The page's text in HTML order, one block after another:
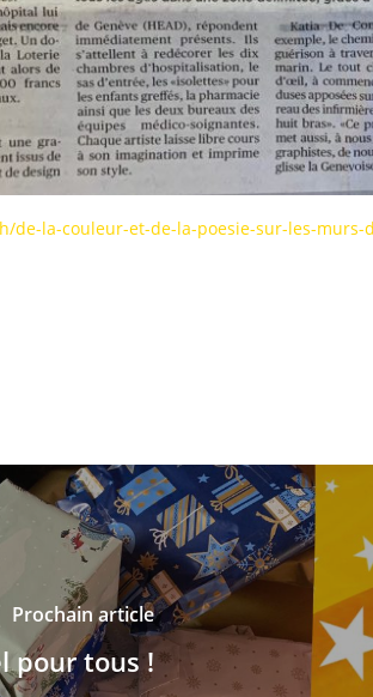
de-la-couleur-et-de-la-poesie-sur-les-murs-
Prochain article
pour tous !